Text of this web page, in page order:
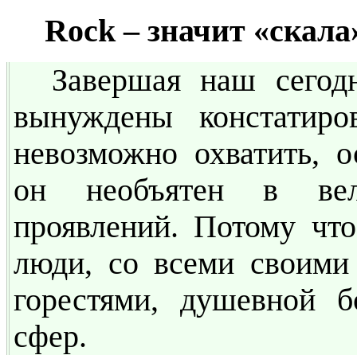
Rock – значит
Завершая наш
вынуждены
невозможно охватить,
он необъятен в
проявлений. Потому
люди, со всеми своими
горестями, душевной
сфер.